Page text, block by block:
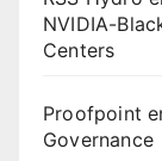
NVIDIA-
Centers
Proofpoint
Governance